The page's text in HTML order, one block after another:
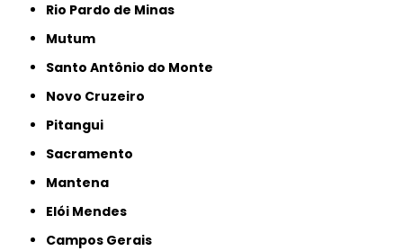
Rio Pardo de Minas
Mutum
Santo Antônio do Monte
Novo Cruzeiro
Pitangui
Sacramento
Mantena
Elói Mendes
Campos Gerais